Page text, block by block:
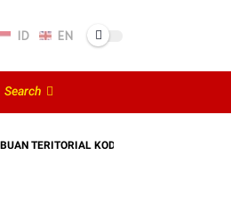
Search
KODIM 1307/POSO RAMPUNG